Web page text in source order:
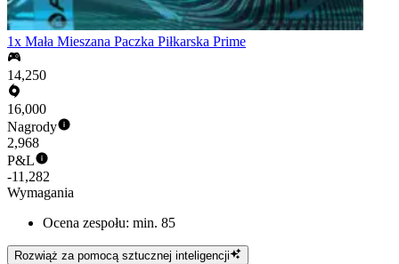
1x Mała Mieszana Paczka Piłkarska Prime
14,250
16,000
Nagrody
2,968
P&L
-11,282
Wymagania
Ocena zespołu: min. 85
Rozwiąż za pomocą sztucznej inteligencji